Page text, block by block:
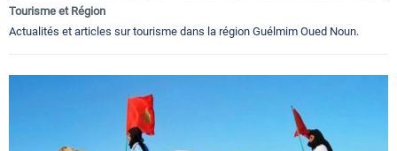
Tourisme et Région
Actualités et articles sur tourisme dans la région Guélmim Oued Noun.